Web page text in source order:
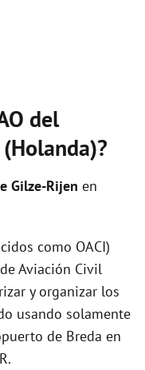
del
Gilze-Rijen en
como OACI)
Aviación Civil
y organizar los
usando solamente
de Breda en